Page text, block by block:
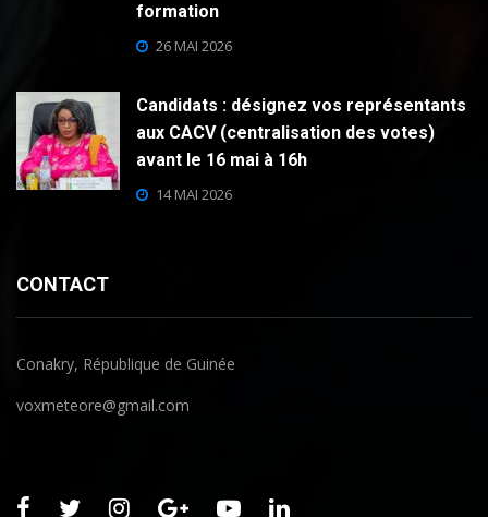
formation
26 MAI 2026
Candidats : désignez vos représentants
aux CACV (centralisation des votes)
avant le 16 mai à 16h
14 MAI 2026
CONTACT
Conakry, République de Guinée
voxmeteore@gmail.com